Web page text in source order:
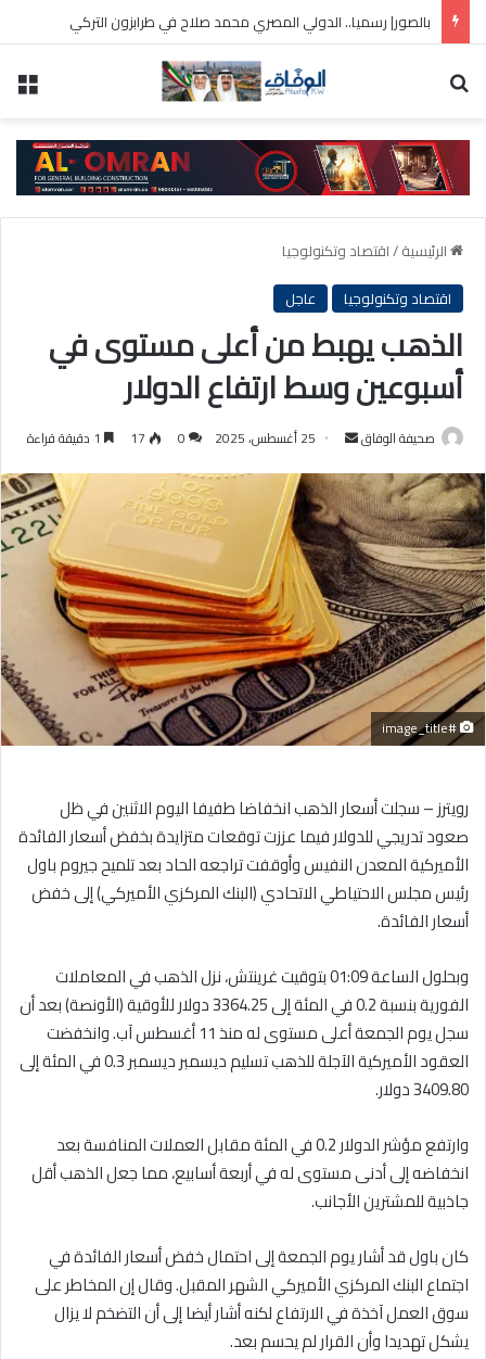
بالصور| رسميا.. الدولي المصري محمد صلاح في طرابزون التركي
الرئيسية/اقتصاد وتكنولوجيا
اقتصاد وتكنولوجيا
عاجل
الذهب يهبط من أعلى مستوى في
أسبوعين وسط ارتفاع الدولار
صحيفة الوفاق
أرسل
إلكترونيا
25 أغسطس، 2025 0
17
#image_title
رويترز – سجلت أسعار الذهب انخفاضا طفيفا اليوم الاثنين في ظل
صعود تدريجي للدولار فيما عززت توقعات متزايدة بخفض أسعار الفائدة
الأميركية المعدن النفيس وأوقفت تراجعه الحاد بعد تلميح جيروم باول
رئيس مجلس الاحتياطي الاتحادي (البنك المركزي الأميركي) إلى خفض
أسعار الفائدة.
وبحلول الساعة 01:09 بتوقيت غرينتش، نزل الذهب في المعاملات
الفورية بنسبة 0.2 في المئة إلى 3364.25 دولار للأوقية (الأونصة) بعد أن
سجل يوم الجمعة أعلى مستوى له منذ 11 أغسطس آب. وانخفضت
العقود الأميركية الآجلة للذهب تسليم ديسمبر ديسمبر 0.3 في المئة إلى
3409.80 دولار.
وارتفع مؤشر الدولار 0.2 في المئة مقابل العملات المنافسة بعد
انخفاضه إلى أدنى مستوى له في أربعة أسابيع، مما جعل الذهب أقل
جاذبية للمشترين الأجانب.
كان باول قد أشار يوم الجمعة إلى احتمال خفض أسعار الفائدة في
اجتماع البنك المركزي الأميركي الشهر المقبل. وقال إن المخاطر على
سوق العمل آخذة في الارتفاع لكنه أشار أيضا إلى أن التضخم لا يزال
يشكل تهديدا وأن القرار لم يحسم بعد.